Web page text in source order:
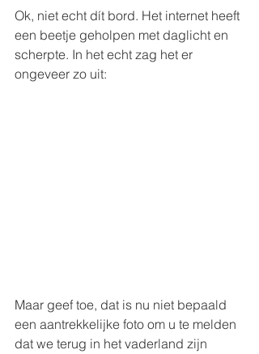
Ok, niet echt dít bord. Het internet heeft
een beetje geholpen met daglicht en
scherpte. In het echt zag het er
ongeveer zo uit:
Maar geef toe, dat is nu niet bepaald
een aantrekkelijke foto om u te melden
dat we terug in het vaderland zijn